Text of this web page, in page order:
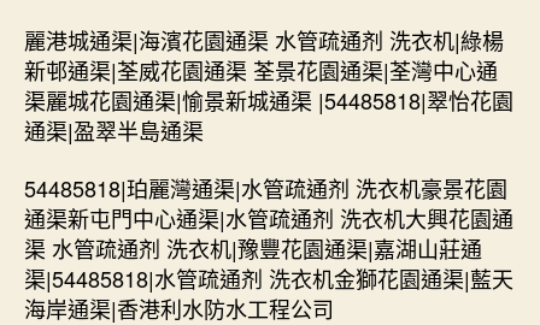
麗港城通渠|海濱花園通渠 水管疏通剂 洗衣机|綠楊
新邨通渠|荃威花園通渠 荃景花園通渠|荃灣中心通
渠麗城花園通渠|愉景新城通渠 |54485818|翠怡花園
通渠|盈翠半島通渠
54485818|珀麗灣通渠|水管疏通剂 洗衣机豪景花園
通渠新屯門中心通渠|水管疏通剂 洗衣机大興花園通
渠 水管疏通剂 洗衣机|豫豐花園通渠|嘉湖山莊通
渠|54485818|水管疏通剂 洗衣机金獅花園通渠|藍天
海岸通渠|香港利水防水工程公司